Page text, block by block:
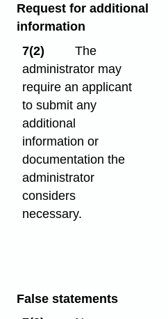
Request for additional
information
7(2)
The
administrator may
require an applicant
to submit any
additional
information or
documentation the
administrator
considers
necessary.
False statements